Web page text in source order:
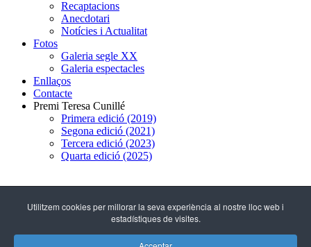
Recaptacions
Anecdotari
Notícies i Actualitat
Fotos
Galeria segle XX
Galeria espectacles
Enllaços
Contacte
Premi Teresa Cunillé
Primera edició (2019)
Segona edició (2021)
Tercera edició (2023)
Quarta edició (2025)
(08001 - Barcelona)
Utilitzem cookies per millorar la seva experiència al nostre lloc web i
estadístiques de visites.